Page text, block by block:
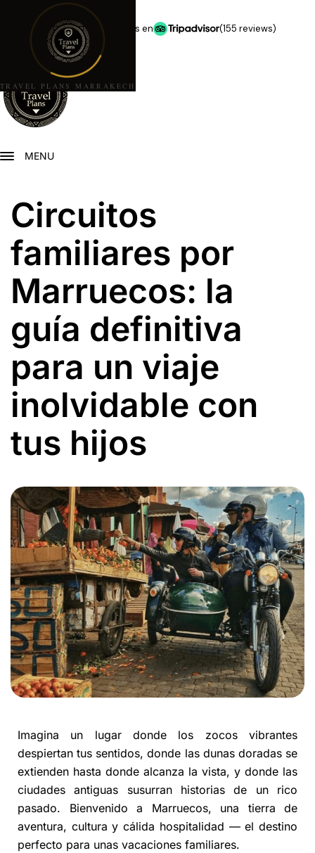
TRAVEL PLANS MARRAKECH
★★★★★5,0 estrellas en (155 reviews)
MENU
Circuitos
familiares por
Marruecos: la
guía definitiva
para un viaje
inolvidable con
tus hijos
Imagina un lugar donde los zocos vibrantes
despiertan tus sentidos, donde las dunas doradas se
extienden hasta donde alcanza la vista, y donde las
ciudades antiguas susurran historias de un rico
pasado. Bienvenido a Marruecos, una tierra de
aventura, cultura y cálida hospitalidad — el destino
perfecto para unas vacaciones familiares.